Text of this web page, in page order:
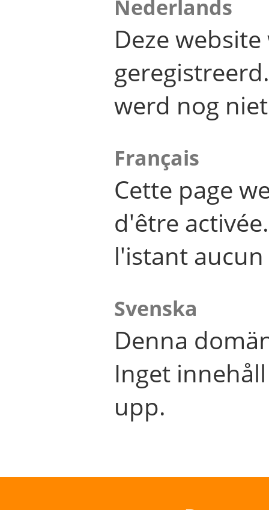
Nederlands
Deze
werd nog
Français
Cette page
d'être
l'istant
Svenska
Denna
Inget
upp.